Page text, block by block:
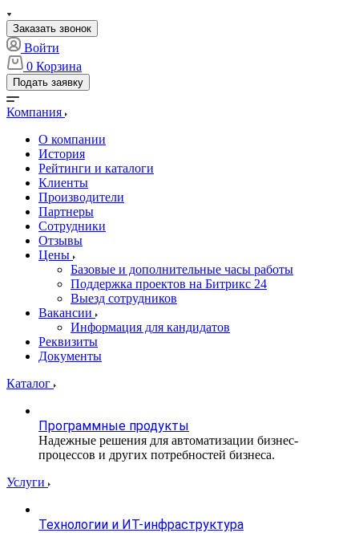
Заказать звонок
Войти
0 Корзина
Подать заявку
Компания
О компании
История
Рейтинги и каталоги
Клиенты
Производители
Партнеры
Сотрудники
Отзывы
Цены
Базовые и дополнительные часы работы
Поддержка проектов на Битрикс 24
Выезд сотрудников
Вакансии
Информация для кандидатов
Реквизиты
Документы
Каталог
Программные продукты
Надежные решения для автоматизации бизнес-
процессов и других потребностей бизнеса.
Услуги
Технологии и ИТ-инфраструктура